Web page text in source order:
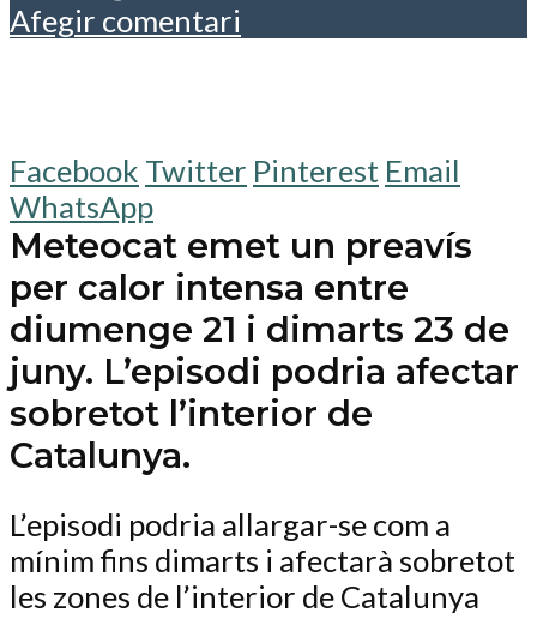
Afegir comentari
Facebook Twitter Pinterest Email
WhatsApp
Meteocat emet un preavís
per calor intensa entre
diumenge 21 i dimarts 23 de
juny. L’episodi podria afectar
sobretot l’interior de
Catalunya.
L’episodi podria allargar-se com a
mínim fins dimarts i afectarà sobretot
les zones de l’interior de Catalunya